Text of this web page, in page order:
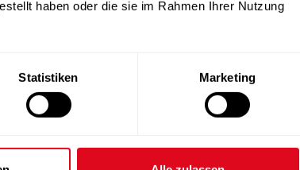
haben oder die sie im Rahmen Ihrer Nutzung
Statistiken Marketing